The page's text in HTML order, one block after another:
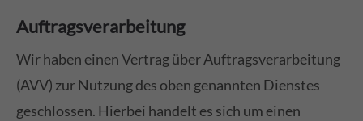
Auftragsverarbeitung
Wir haben einen Vertrag über Auftragsverarbeitung
(AVV) zur Nutzung des oben genannten Dienstes
geschlossen. Hierbei handelt es sich um einen